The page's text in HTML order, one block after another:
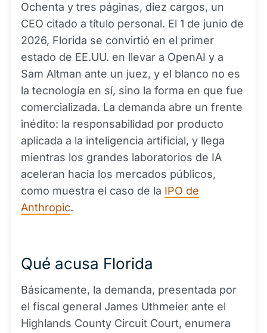
Ochenta y tres páginas, diez cargos, un
CEO citado a título personal. El 1 de junio de
2026, Florida se convirtió en el primer
estado de EE.UU. en llevar a OpenAI y a
Sam Altman ante un juez, y el blanco no es
la tecnología en sí, sino la forma en que fue
comercializada. La demanda abre un frente
inédito: la responsabilidad por producto
aplicada a la inteligencia artificial, y llega
mientras los grandes laboratorios de IA
aceleran hacia los mercados públicos,
como muestra el caso de la IPO de
Anthropic.
Qué acusa Florida
Básicamente, la demanda, presentada por
el fiscal general James Uthmeier ante el
Highlands County Circuit Court, enumera